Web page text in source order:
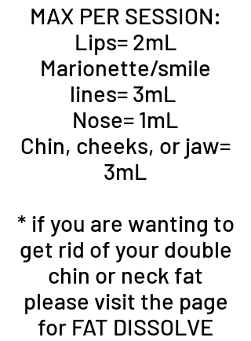
MAX PER SESSION:
Lips= 2mL
Marionette/smile
lines= 3mL
Nose= 1mL
Chin, cheeks, or jaw=
3mL
* if you are wanting to
get rid of your double
chin or neck fat
please visit the page
for FAT DISSOLVE